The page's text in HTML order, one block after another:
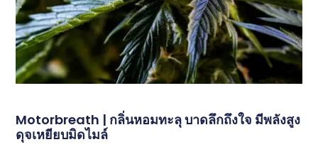
Motorbreath | กลิ่นหอมทะลุ บาดลึกถึงใจ มีพลังสูง
ดุจเหยียบมิดไมล์